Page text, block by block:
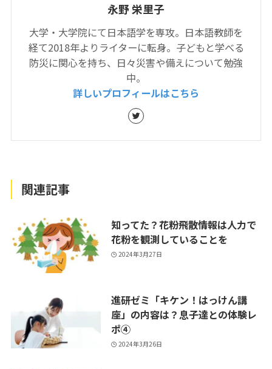
永野 栄里子
大学・大学院にて日本語学を専攻。日本語教師を
経て2018年よりライターに転身。子どもと学べる
防災に関心を持ち、日々災害や備えについて勉強
中。
詳しいプロフィールはこちら
関連記事
知ってた？花粉飛散情報は人力で
花粉を観測していることを
2024年3月27日
進研ゼミ「キケン！はっけん講
座」の内容は？息子達との体験レ
ポ④
2024年3月26日